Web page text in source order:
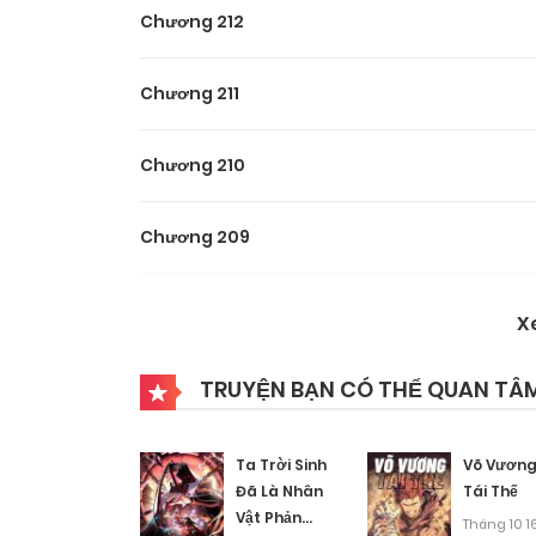
Chương 212
Chương 211
Chương 210
Chương 209
Chương 207
Chương 206
Chương 205
TRUYỆN BẠN CÓ THỂ QUAN
Ta Trời Sinh
Đã Là Nhân
Vật Phản
Võ Vương
Tái Thế
Tháng 10